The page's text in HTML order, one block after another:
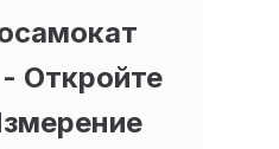
Откройте